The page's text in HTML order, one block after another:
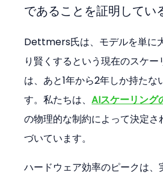
であることを証明してい
Dettmers氏は、モデルを単に
り賢くするという現在のスケ
は、あと1年から2年しか持たな
す。私たちは、AIスケーリング
の物理的な制約によって決定さ
づいています。
ハードウェア効率のピークは、